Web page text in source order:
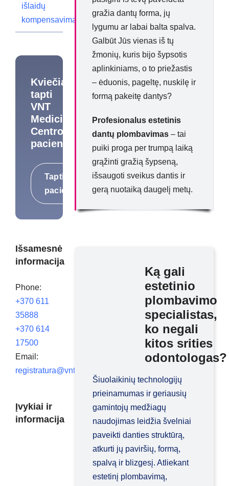
gražia dantų forma, jų
lygumu ar labai balta spalva.
Galbūt Jūs vienas iš tų
žmonių, kuris bijo šypsotis
aplinkiniams, o to priežastis
– ėduonis, pageltę, nuskilę ir
formą pakeitę dantys?
Profesionalus estetinis
dantų plombavimas – tai
puiki proga per trumpą laiką
grąžinti gražią šypseną,
išsaugoti sveikus dantis ir
gerą nuotaiką daugelį metų.
Ką gali
estetinio
plombavimo
specialistas,
ko negali
kitos srities
odontologas?
Šiuolaikinių technologijų
prieinamumas ir geriausių
gamintojų medžiagų
naudojimas leidžia švelniai
paveikti danties struktūrą,
atkurti jų paviršių, formą,
spalvą ir blizgesį. Atliekant
estetinį plombavimą,
išlaidų
kompensavimas
Kviečiame
tapti
VNT
Medicinos
Centro
pacientais
Tapti
pacientu
Išsamesnė
informacija
Phone:
+370 611
35888
+370 614
17500
Email:
registratura@vntmedicina.lt
Įvykiai ir
informacija